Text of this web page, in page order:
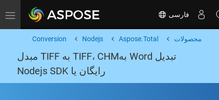
Toggle navigation فارسی
محصولات Aspose.Total
Nodejs
Conversion
تبدیل Word بهTIFF، CHM به TIFF مبدل
رایگان یا Nodejs SDK